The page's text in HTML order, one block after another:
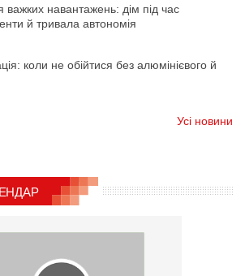
важких навантажень: дім під час
й тривала автономія
коли не обійтися без алюмінієвого й
Усі новини